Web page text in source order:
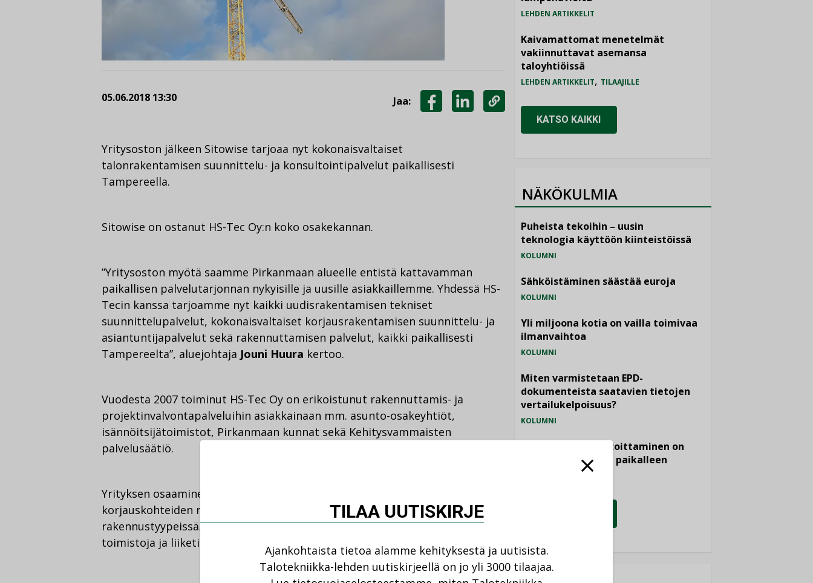
05.06.2018 13:30 Jaa:
LINKEDINISSÄ
LINKKI
Yritysoston jälkeen Sitowise tarjoaa nyt kokonaisvaltaiset
talonrakentamisen suunnittelu- ja konsultointipalvelut paikallisesti
Tampereella.
Sitowise on ostanut HS-Tec Oy:n koko osakekannan.
”Yritysoston myötä saamme Pirkanmaan alueelle entistä kattavamman
paikallisen palvelutarjonnan nykyisille ja uusille asiakkaillemme. Yhdessä HS-
Tecin kanssa tarjoamme nyt kaikki uudisrakentamisen tekniset
suunnittelupalvelut, kokonaisvaltaiset korjausrakentamisen suunnittelu- ja
asiantuntijapalvelut sekä rakennuttamisen palvelut, kaikki paikallisesti
Tampereelta”, aluejohtaja Jouni Huura kertoo.
Vuodesta 2007 toiminut HS-Tec Oy on erikoistunut rakennuttamis- ja
projektinvalvontapalveluihin asiakkainaan mm. asunto-osakeyhtiöt,
isännöitsijätoimistot, Pirkanmaan kunnat sekä Kehitysvammaisten
palvelusäätiö.
Yrityksen osaaminen palvelee laajaa asiakasjoukkoa ja kattaa mm. uudis- ja
korjauskohteiden rakennuttamistehtävät sekä työmaavalvonnan erilaisissa
rakennustyypeissä. Kohteet ovat pääasiassa asuntoja, mutta myös
toimistoja ja liiketiloja.
LEHDEN ARTIKKELIT
Kaivamattomat menetelmät
vakiinnuttavat asemansa
taloyhtiöissä
LEHDEN ARTIKKELIT, TILAAJILLE
KATSO KAIKKI
NÄKÖKULMIA
Puheista tekoihin – uusin
teknologia käyttöön kiinteistöissä
KOLUMNI
Sähköistäminen säästää euroja
KOLUMNI
Yli miljoona kotia on vailla toimivaa
ilmanvaihtoa
KOLUMNI
Miten varmistetaan EPD-
dokumenteista saatavien tietojen
vertailukelpoisuus?
KOLUMNI
Vesi- ja viemärimitoittaminen on
jämähtänyt ajassa paikalleen
TILAA UUTISKIRJE
Ajankohtaista tietoa alamme kehityksestä ja uutisista.
Talotekniikka-lehden uutiskirjeellä on jo yli 3000 tilaajaa.